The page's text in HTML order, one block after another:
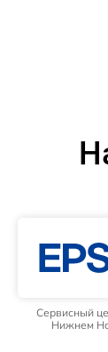
Сервисный
Нижнем